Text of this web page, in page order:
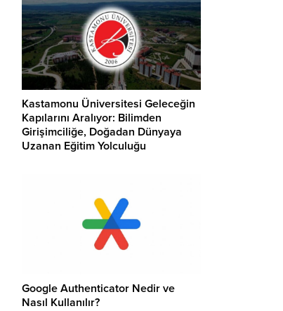
Kastamonu Üniversitesi Geleceğin
Kapılarını Aralıyor: Bilimden
Girişimciliğe, Doğadan Dünyaya
Uzanan Eğitim Yolculuğu
Google Authenticator Nedir ve
Nasıl Kullanılır?